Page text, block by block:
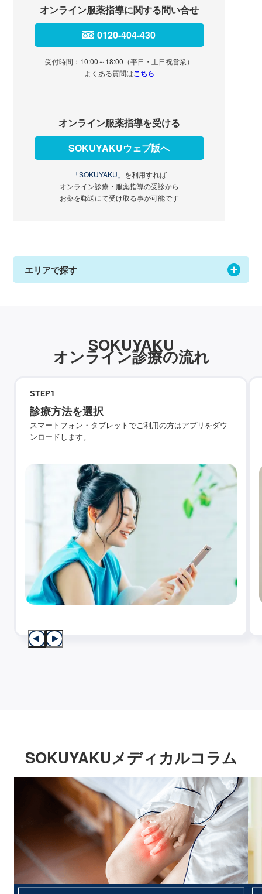
オンライン服薬指導に関する問い合せ
0120-404-430
受付時間：10:00～18:00（平日・土日祝営業）
よくある質問はこちら
オンライン服薬指導を受ける
SOKUYAKUウェブ版へ
「SOKUYAKU」 を利用すれば
オンライン診療・服薬指導の受診から
お薬を郵送にて受け取る事が可能です
エリアで探す
SOKUYAKU
オンライン診療の流れ
STEP1
診療方法を選択
スマートフォン・タブレットでご利用の方はアプリをダウ
ンロードします。
SOKUYAKUメディカルコラム